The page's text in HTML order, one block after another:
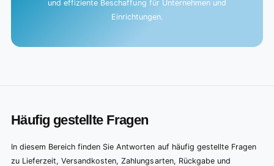
und effiziente Beschaffung für Unternehmen und
Einrichtungen.
Häufig gestellte Fragen
In diesem Bereich finden Sie Antworten auf häufig gestellte Fragen
zu Lieferzeit, Versandkosten, Zahlungsarten, Rückgabe und